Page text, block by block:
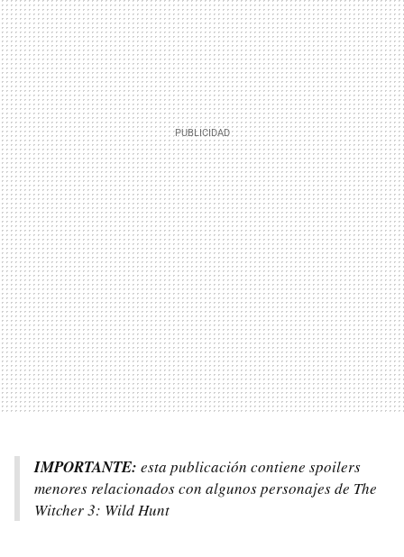
IMPORTANTE: esta publicación contiene spoilers
menores relacionados con algunos personajes de The
Witcher 3: Wild Hunt